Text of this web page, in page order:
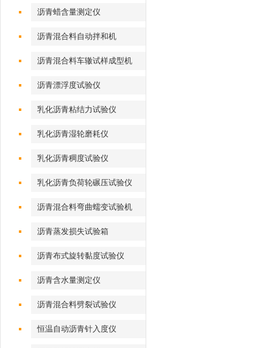
沥青蜡含量测定仪
沥青混合料自动拌和机
沥青混合料车辙试样成型机
（气动标准）
沥青漂浮度试验仪
乳化沥青粘结力试验仪
乳化沥青湿轮磨耗仪
乳化沥青稠度试验仪
乳化沥青负荷轮碾压试验仪
沥青混合料弯曲蠕变试验机
沥青蒸发损失试验箱
沥青布式旋转黏度试验仪
沥青含水量测定仪
沥青混合料劈裂试验仪
恒温自动沥青针入度仪